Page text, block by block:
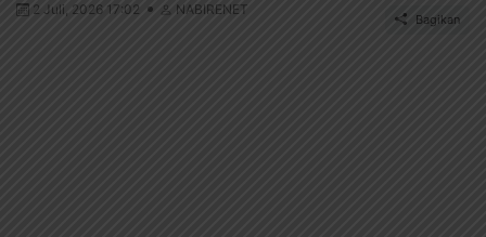
2 Juli, 2026 17:02 NABIRENET
Bagikan